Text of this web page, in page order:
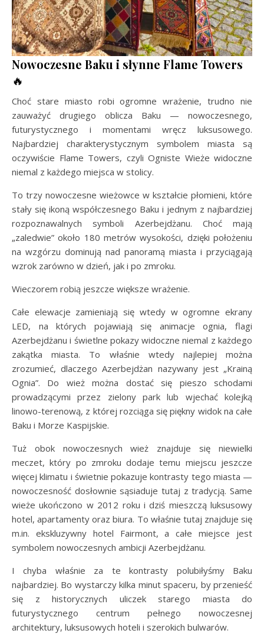
Nowoczesne Baku i słynne Flame Towers
🔥
Choć stare miasto robi ogromne wrażenie, trudno nie
zauważyć drugiego oblicza Baku — nowoczesnego,
futurystycznego i momentami wręcz luksusowego.
Najbardziej charakterystycznym symbolem miasta są
oczywiście Flame Towers, czyli Ogniste Wieże widoczne
niemal z każdego miejsca w stolicy.
To trzy nowoczesne wieżowce w kształcie płomieni, które
stały się ikoną współczesnego Baku i jednym z najbardziej
rozpoznawalnych symboli Azerbejdżanu. Choć mają
„zaledwie” około 180 metrów wysokości, dzięki położeniu
na wzgórzu dominują nad panoramą miasta i przyciągają
wzrok zarówno w dzień, jak i po zmroku.
Wieczorem robią jeszcze większe wrażenie.
Całe elewacje zamieniają się wtedy w ogromne ekrany
LED, na których pojawiają się animacje ognia, flagi
Azerbejdżanu i świetlne pokazy widoczne niemal z każdego
zakątka miasta. To właśnie wtedy najlepiej można
zrozumieć, dlaczego Azerbejdżan nazywany jest „Krainą
Ognia”. Do wież można dostać się pieszo schodami
prowadzącymi przez zielony park lub wjechać kolejką
linowo-terenową, z której rozciąga się piękny widok na całe
Baku i Morze Kaspijskie.
Tuż obok nowoczesnych wież znajduje się niewielki
meczet, który po zmroku dodaje temu miejscu jeszcze
więcej klimatu i świetnie pokazuje kontrasty tego miasta —
nowoczesność dosłownie sąsiaduje tutaj z tradycją. Same
wieże ukończono w 2012 roku i dziś mieszczą luksusowy
hotel, apartamenty oraz biura. To właśnie tutaj znajduje się
m.in. ekskluzywny hotel Fairmont, a całe miejsce jest
symbolem nowoczesnych ambicji Azerbejdżanu.
I chyba właśnie za te kontrasty polubiłyśmy Baku
najbardziej. Bo wystarczy kilka minut spaceru, by przenieść
się z historycznych uliczek starego miasta do
futurystycznego centrum pełnego nowoczesnej
architektury, luksusowych hoteli i szerokich bulwarów.